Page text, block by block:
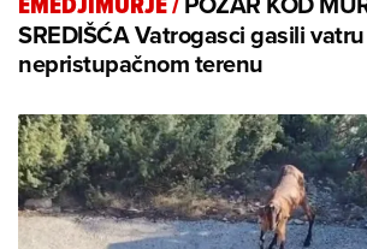
SREDIŠĆA Vatrogasci gasili
nepristupačnom terenu